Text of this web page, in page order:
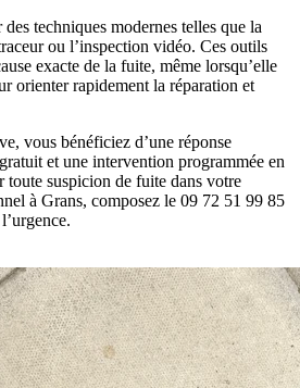
techniques modernes telles que la
ou l’inspection vidéo. Ces outils
exacte de la fuite, même lorsqu’elle
orienter rapidement la réparation et
vous bénéficiez d’une réponse
et une intervention programmée en
toute suspicion de fuite dans votre
à Grans, composez le 09 72 51 99 85